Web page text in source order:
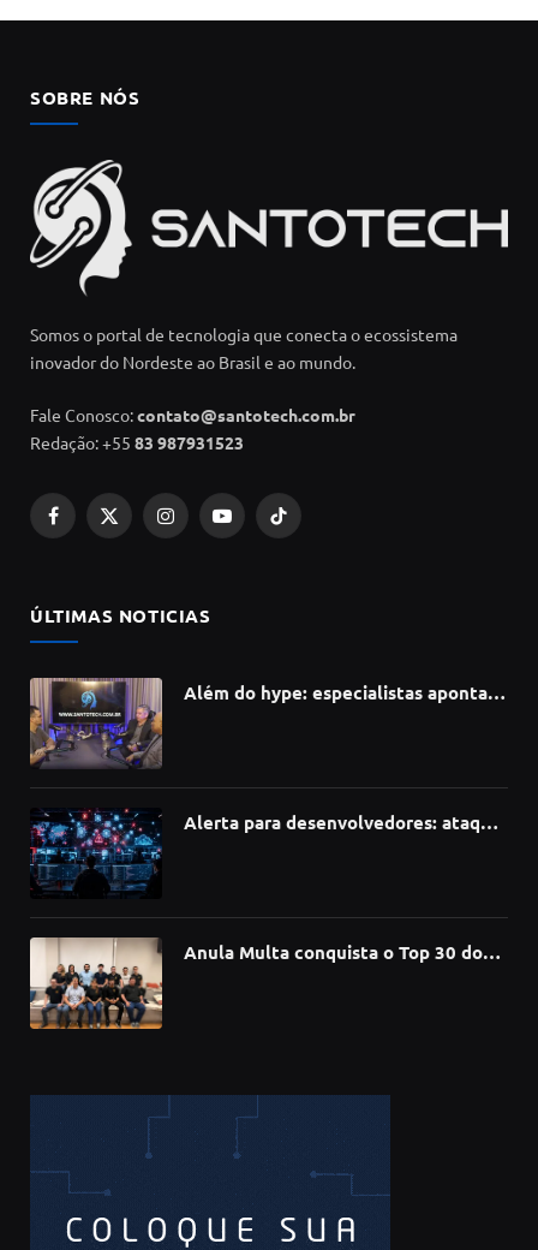
SOBRE NÓS
Somos o portal de tecnologia que conecta o ecossistema
inovador do Nordeste ao Brasil e ao mundo.
Fale Conosco:contato@santotech.com.br
Redação: +55 83 987931523
Facebook
X
InstagramYouTubeTikTok
ÚLTIMAS NOTICIAS
Além do hype: especialistas apontam
Alerta para desenvolvedores: ataque
Anula Multa conquista o Top 30 do